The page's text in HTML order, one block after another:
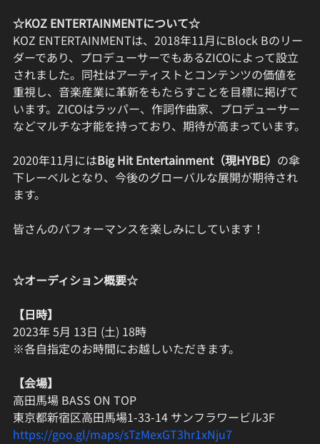
☆KOZ ENTERTAINMENTについて☆
KOZ ENTERTAINMENTは、2018年11月にBlock Bのリー
ダーであり、プロデューサーでもあるZICOによって設立
されました。同社はアーティストとコンテンツの価値を
重視し、音楽産業に革新をもたらすことを目標に掲げて
います。ZICOはラッパー、作詞作曲家、プロデューサー
などマルチな才能を持っており、期待が高まっています。
2020年11月にはBig Hit Entertainment（現HYBE） の傘
下レーベルとなり、今後のグローバルな展開が期待され
ます。
皆さんのパフォーマンスを楽しみにしています！
☆オーディション概要☆
【日時】
2023年 5月 13日 (土) 18時
※各自指定のお時間にお越しいただきます。
【会場】
高田馬場 BASS ON TOP
東京都新宿区高田馬場1-33-14 サンフラワービル3F
https://goo.gl/maps/sTzMexGT3hr1xNju7